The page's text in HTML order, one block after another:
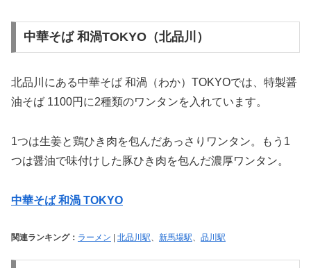
中華そば 和渦TOKYO（北品川）
北品川にある中華そば 和渦（わか）TOKYOでは、特製醤
油そば 1100円に2種類のワンタンを入れています。
1つは生姜と鶏ひき肉を包んだあっさりワンタン。もう1
つは醤油で味付けした豚ひき肉を包んだ濃厚ワンタン。
中華そば 和渦 TOKYO
関連ランキング： ラーメン | 北品川駅 新馬場駅 品川駅